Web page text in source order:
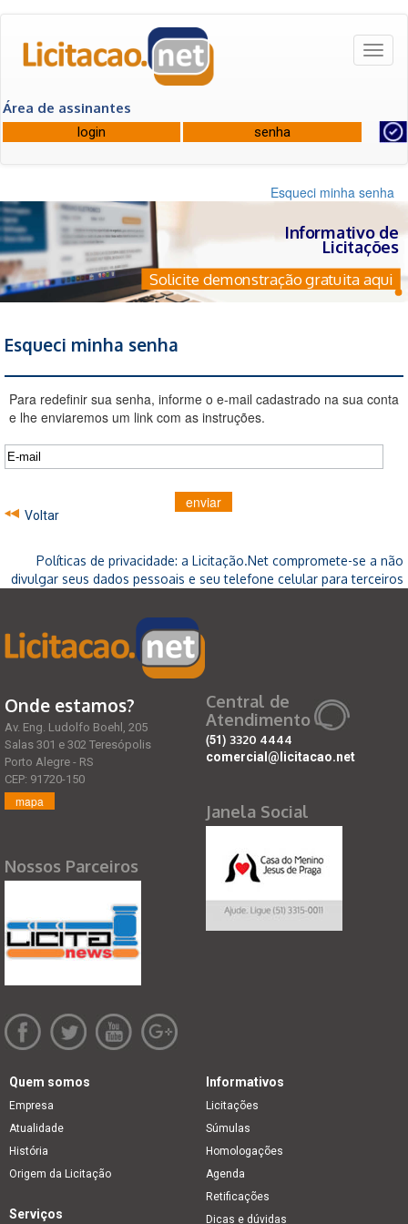
Área de assinantes
Esqueci minha senha
Informativo de
Licitações
Solicite demonstração gratuita aqui
Esqueci minha senha
Para redefinir sua senha, informe o e-mail cadastrado na sua conta
e lhe enviaremos um link com as instruções.
enviar
Voltar
Políticas de privacidade: a Licitação.Net compromete-se a não
divulgar seus dados pessoais e seu telefone celular para terceiros
Onde estamos?
Av. Eng. Ludolfo Boehl, 205
Salas 301 e 302 Teresópolis
Porto Alegre - RS
CEP: 91720-150
mapa
Nossos Parceiros
Central de
Atendimento
(51) 3320 4444
comercial@licitacao.net
Janela Social
Quem somos
Empresa
Atualidade
História
Origem da Licitação
Informativos
Licitações
Súmulas
Homologações
Agenda
Retificações
Dicas e dúvidas
Serviços